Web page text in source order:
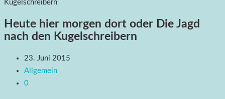
Heute hier morgen dort oder Die Jagd
nach den Kugelschreibern
23. Juni 2015
Allgemein
0